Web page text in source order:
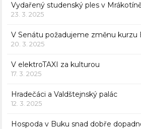
Vydařený studenský ples v
23. 3. 2025
V Senátu požadujeme změnu kurzu
20. 3. 2025
V elektroTAXI za kulturou
17. 3. 2025
Hradečáci a Valdštejnský palác
12. 3. 2025
Hospoda v Buku snad dobře